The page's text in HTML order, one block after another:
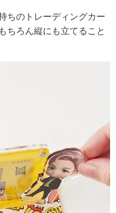
ちのトレーディングカー
ちろん縦にも立てること